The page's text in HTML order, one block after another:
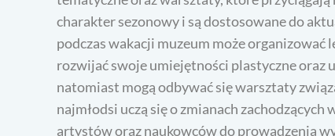
charakter sezonowy i są dostosowane do
podczas wakacji muzeum może organizować
rozwijać swoje umiejętności plastyczne oraz
natomiast mogą odbywać się warsztaty
najmłodsi uczą się o zmianach
artystów oraz naukowców do prowadzenia